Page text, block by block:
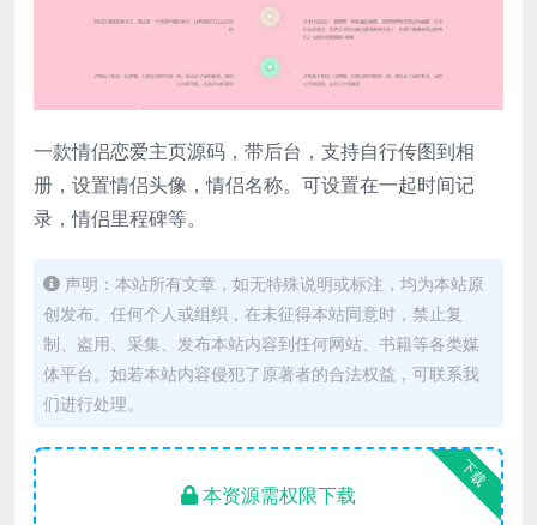
一款情侣恋爱主页源码，带后台，支持自行传图到相
册，设置情侣头像，情侣名称。可设置在一起时间记
录，情侣里程碑等。
声明：本站所有文章，如无特殊说明或标注，均为本站原
创发布。任何个人或组织，在未征得本站同意时，禁止复
制、盗用、采集、发布本站内容到任何网站、书籍等各类媒
体平台。如若本站内容侵犯了原著者的合法权益，可联系我
们进行处理。
下载
本资源需权限下载